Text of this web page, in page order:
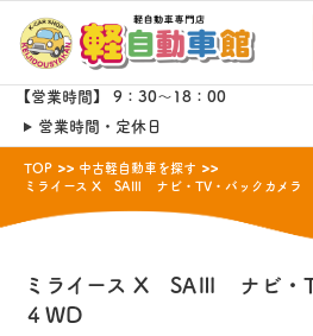
【営業時間】 9：30～18：00
営業時間・定休日
TOP
中古軽自動車を探す
ミライース X SAⅢ ナビ・TV・バックカメ
ミライース X SAⅢ ナビ・
４WD